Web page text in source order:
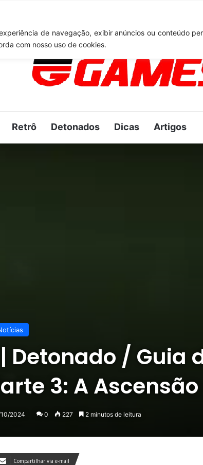
de navegação, exibir anúncios ou conteúdo
com nosso uso de cookies.
Retrô Detonados Dicas Artigos
Detonado / Guia
3: A Ascensão
2024 0 227 2 minutos de leitura
Compartilhar via e-mail